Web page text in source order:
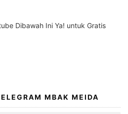
Dibawah Ini Ya! untuk Gratis
MBAK MEIDA